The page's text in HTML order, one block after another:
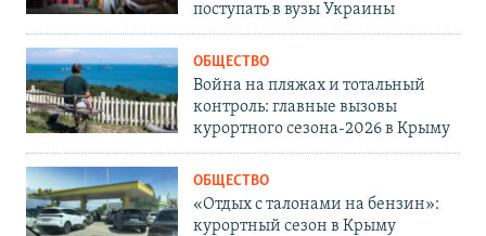
поступать в вузы Украины
ОБЩЕСТВО
Война на пляжах и тотальный
контроль: главные вызовы
курортного сезона-2026 в Крыму
ОБЩЕСТВО
«Отдых с талонами на бензин»:
курортный сезон в Крыму